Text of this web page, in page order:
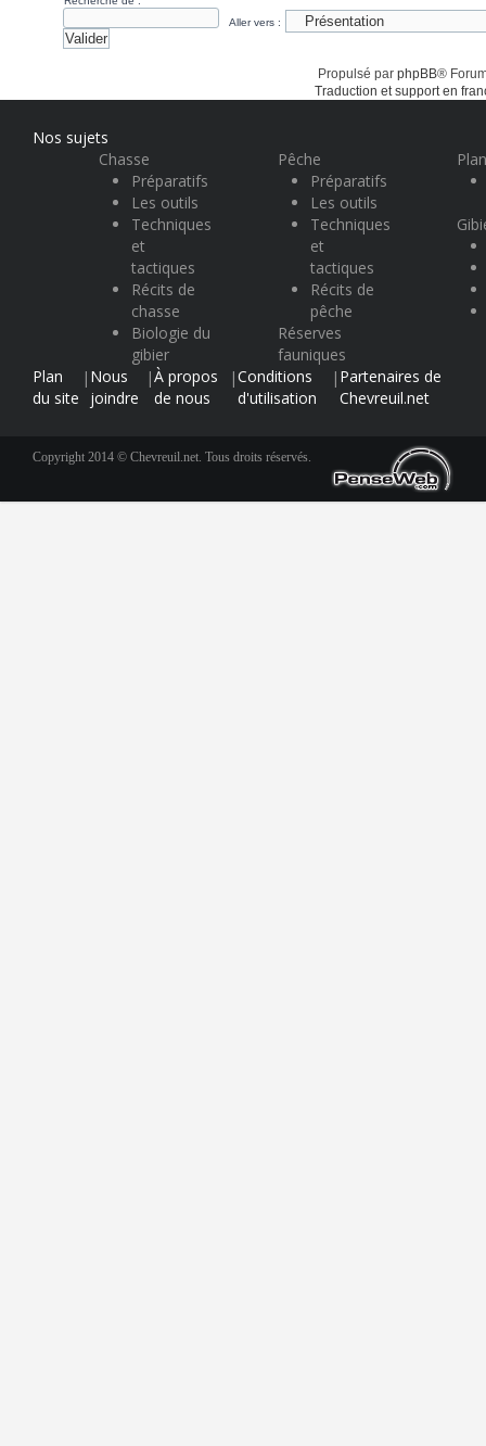
Aller vers :
Propulsé par phpBB®
Traduction et support en
Nos sujets
Chasse
Préparatifs
Les outils
Techniques
et
tactiques
Récits de
chasse
Biologie du
gibier
Pêche
Préparatifs
Les outils
Techniques
et
tactiques
Récits de
pêche
Réserves
fauniques
Plan
du site
| Nous
joindre
|À propos
de nous
|Conditions
d'utilisation
| Partenaires de
Chevreuil.net
Copyright 2014 © Chevreuil.net. Tous droits réservés.